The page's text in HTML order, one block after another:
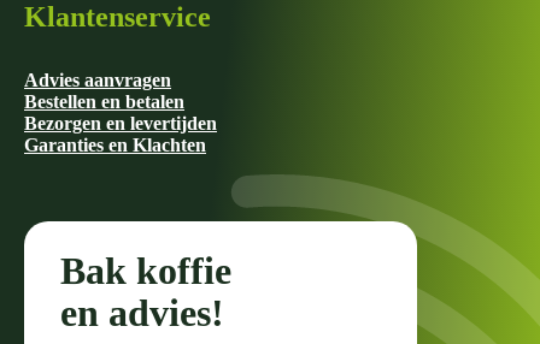
Klantenservice
Advies aanvragen
Bestellen en betalen
Bezorgen en levertijden
Garanties en Klachten
Bak koffie
en advies!